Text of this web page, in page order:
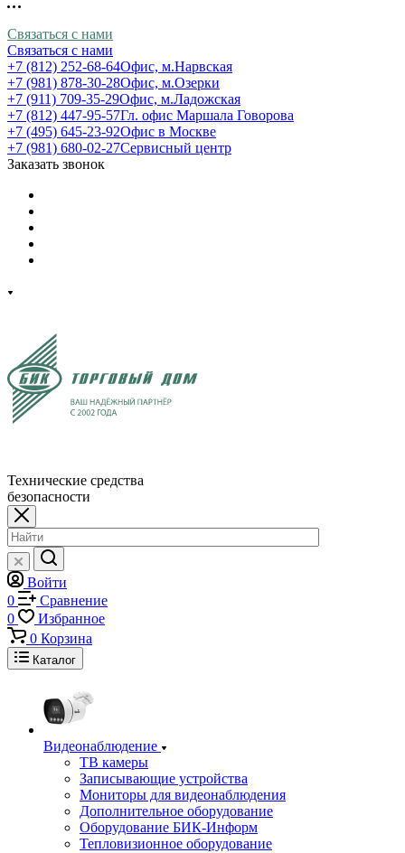
Связаться с нами
Связаться с нами
+7 (812) 252-68-64Офис, м.Нарвская
+7 (981) 878-30-28Офис, м.Озерки
+7 (911) 709-35-29Офис, м.Ладожская
+7 (812) 447-95-57Гл. офис Маршала Говорова
+7 (495) 645-23-92Офис в Москве
+7 (981) 680-02-27Сервисный центр
Заказать звонок
Технические средства
безопасности
Войти
0
Сравнение
0
Избранное
0 Корзина
Каталог
Видеонаблюдение
ТВ камеры
Записывающие устройства
Мониторы для видеонаблюдения
Дополнительное оборудование
Оборудование БИК-Информ
Тепловизионное оборудование